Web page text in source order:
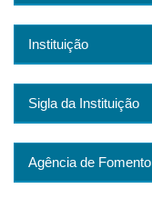
Instituição
Sigla da Instituição
Agência de Fomento